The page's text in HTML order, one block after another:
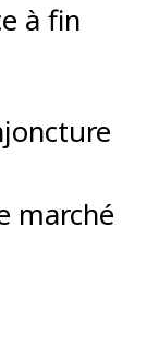
à fin
marché